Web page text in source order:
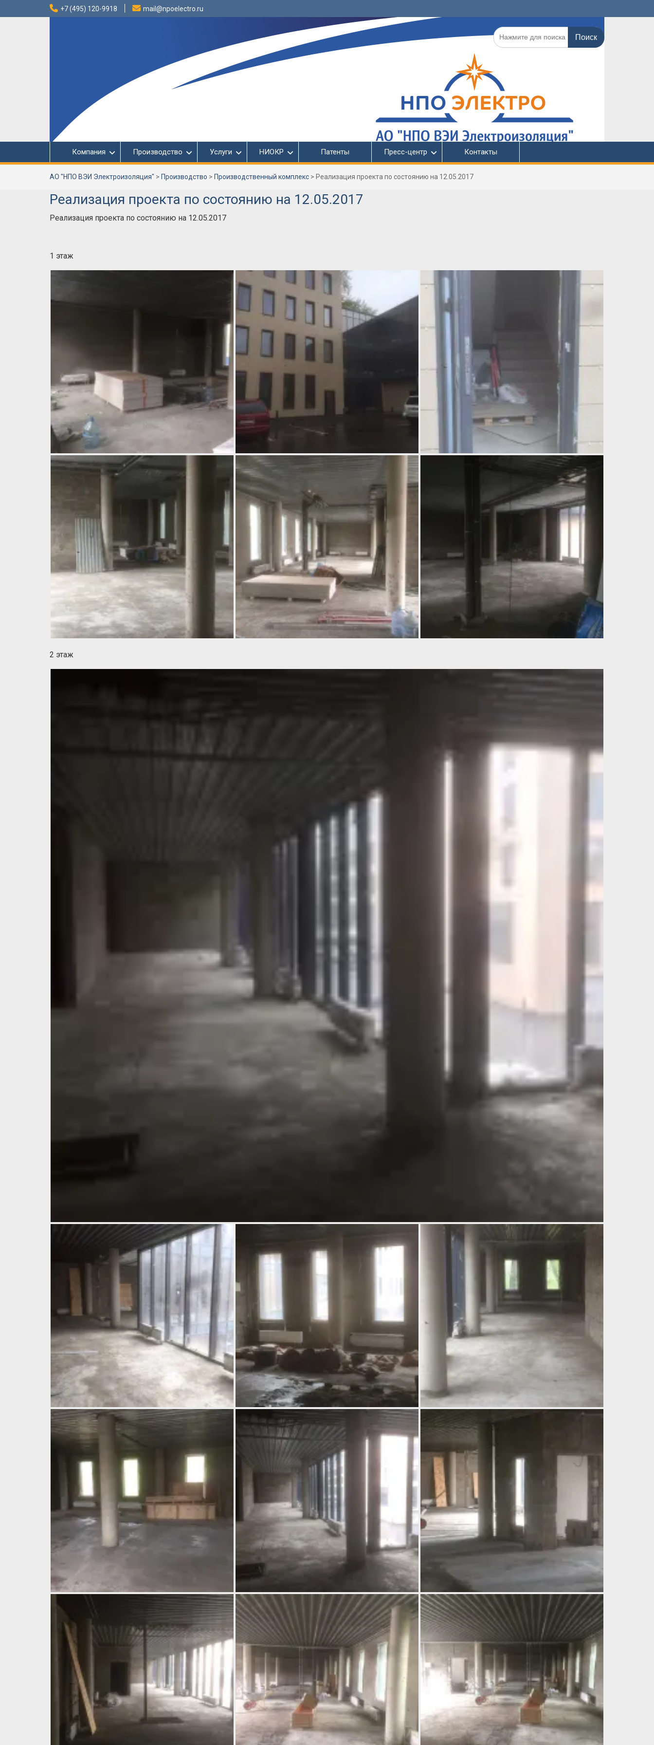
+7 (495) 120-9918 mail@npoelectro.ru
Поиск
по:
Компания Производство Услуги НИОКР Патенты Пресс-центр Контакты
АО "НПО ВЭИ Электроизоляция" > Производство > Производственный комплекс > Реализация проекта по состоянию на 12.05.2017
Реализация проекта по состоянию на 12.05.2017
Реализация проекта по состоянию на 12.05.2017
1 этаж
2 этаж